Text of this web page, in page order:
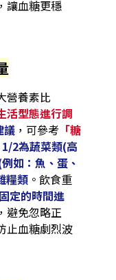
讓血糖更穩
營養素比
活型態進行調
議，可參考「糖
2為蔬菜類(高
如：魚、蛋、
糧類。飲食重
固定的時間進
避免忽略正
止血糖劇烈波